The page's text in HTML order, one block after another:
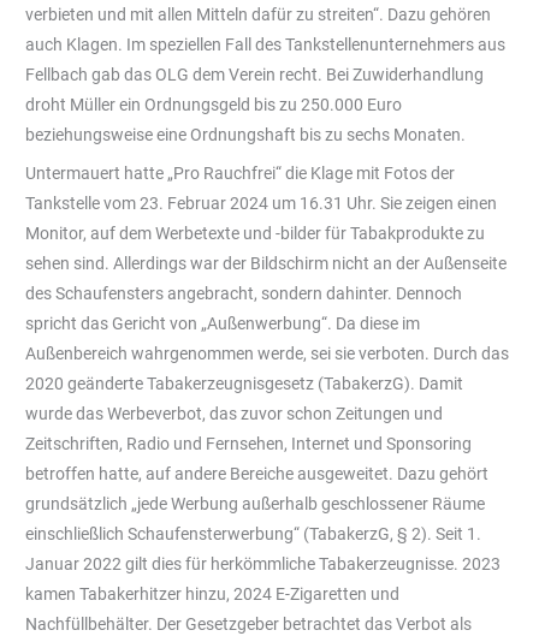
verbieten und mit allen Mitteln dafür zu streiten“. Dazu gehören
auch Klagen. Im speziellen Fall des Tankstellenunternehmers aus
Fellbach gab das OLG dem Verein recht. Bei Zuwiderhandlung
droht Müller ein Ordnungsgeld bis zu 250.000 Euro
beziehungsweise eine Ordnungshaft bis zu sechs Monaten.
Untermauert hatte „Pro Rauchfrei“ die Klage mit Fotos der
Tankstelle vom 23. Februar 2024 um 16.31 Uhr. Sie zeigen einen
Monitor, auf dem Werbetexte und -bilder für Tabakprodukte zu
sehen sind. Allerdings war der Bildschirm nicht an der Außenseite
des Schaufensters angebracht, sondern dahinter. Dennoch
spricht das Gericht von „Außenwerbung“. Da diese im
Außenbereich wahrgenommen werde, sei sie verboten. Durch das
2020 geänderte Tabakerzeugnisgesetz (TabakerzG). Damit
wurde das Werbeverbot, das zuvor schon Zeitungen und
Zeitschriften, Radio und Fernsehen, Internet und Sponsoring
betroffen hatte, auf andere Bereiche ausgeweitet. Dazu gehört
grundsätzlich „jede Werbung außerhalb geschlossener Räume
einschließlich Schaufensterwerbung“ (TabakerzG, § 2). Seit 1.
Januar 2022 gilt dies für herkömmliche Tabakerzeugnisse. 2023
kamen Tabakerhitzer hinzu, 2024 E-Zigaretten und
Nachfüllbehälter. Der Gesetzgeber betrachtet das Verbot als